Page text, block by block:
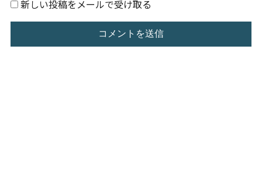
新しい投稿をメールで受け取る